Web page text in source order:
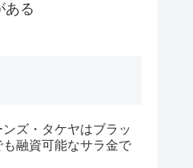
ある
ンズ・タケヤはブラッ
も融資可能なサラ金で